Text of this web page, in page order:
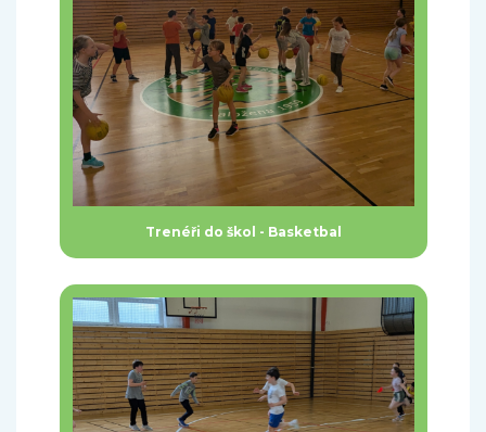
Trenéři do škol - Basketbal